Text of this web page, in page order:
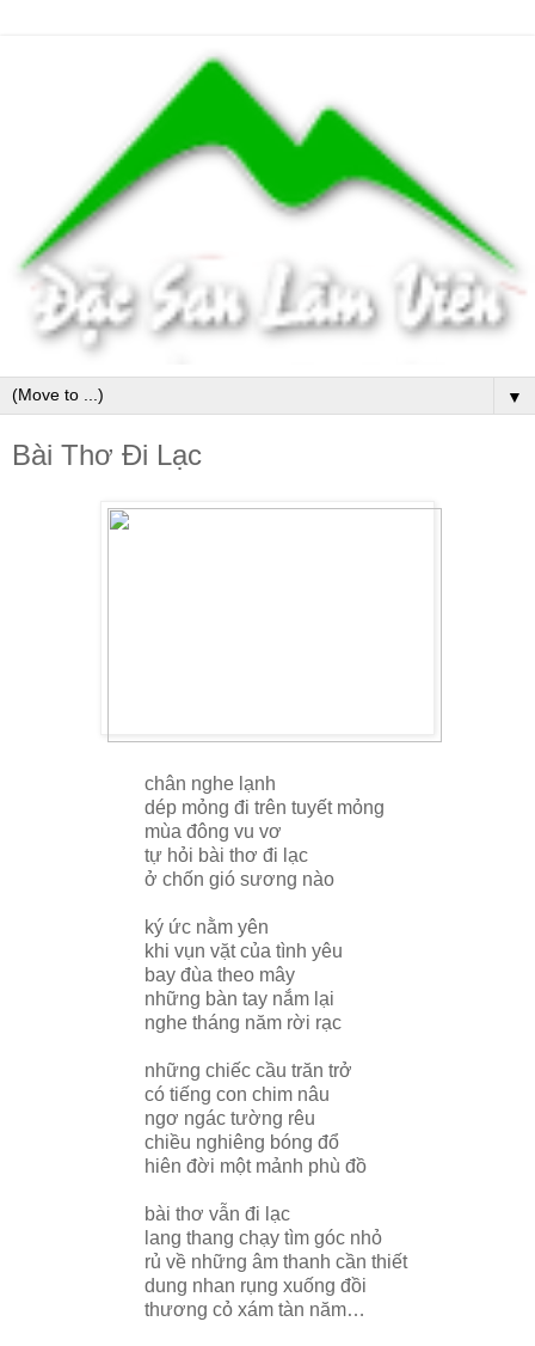
▼
Bài Thơ Đi Lạc
chân nghe lạnh
dép mỏng đi trên tuyết mỏng
mùa đông vu vơ
tự hỏi bài thơ đi lạc
ở chốn gió sương nào
ký ức nằm yên
khi vụn vặt của tình yêu
bay đùa theo mây
những bàn tay nắm lại
nghe tháng năm rời rạc
những chiếc cầu trăn trở
có tiếng con chim nâu
ngơ ngác tường rêu
chiều nghiêng bóng đổ
hiên đời một mảnh phù đồ
bài thơ vẫn đi lạc
lang thang chạy tìm góc nhỏ
rủ về những âm thanh cần thiết
dung nhan rụng xuống đồi
thương cỏ xám tàn năm…